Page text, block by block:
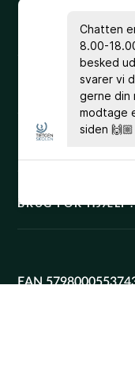
EUD & EUX
KURSUSPORTALEN
BRUG FOR HJÆLP?
EAN
Chatten
8.00-
besked
svarer vi
gerne din
modtage
siden 🙌🏼